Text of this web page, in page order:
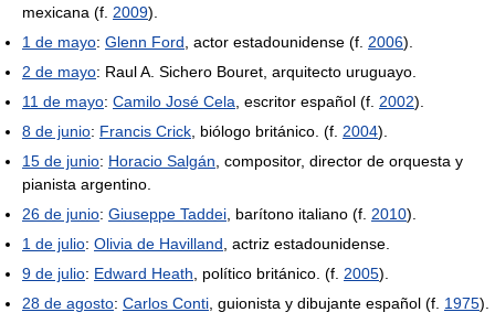
mexicana (f. 2009).
1 de mayo: Glenn Ford, actor estadounidense (f. 2006).
2 de mayo: Raul A. Sichero Bouret, arquitecto uruguayo.
11 de mayo: Camilo José Cela, escritor español (f. 2002).
8 de junio: Francis Crick, biólogo británico. (f. 2004).
15 de junio: Horacio Salgán, compositor, director de orquesta y
pianista argentino.
26 de junio: Giuseppe Taddei, barítono italiano (f. 2010).
1 de julio: Olivia de Havilland, actriz estadounidense.
9 de julio: Edward Heath, político británico. (f. 2005).
28 de agosto: Carlos Conti, guionista y dibujante español (f. 1975).